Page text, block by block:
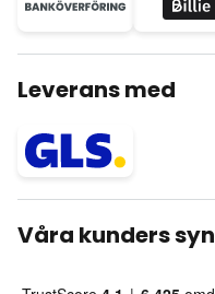
Leverans med
Våra kunders syn